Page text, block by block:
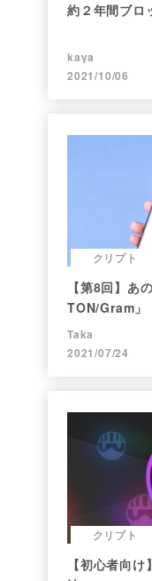
約２年間ブロ
kaya
2021/10/06
クリプト
【第8回】あ
TON/Gram」
Taka
2021/07/24
クリプト
【初心者向